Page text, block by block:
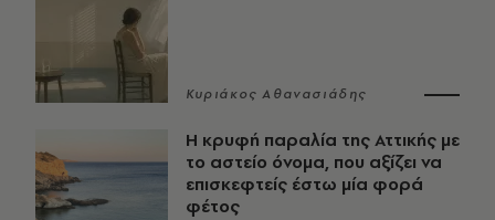
Κυριάκος Αθανασιάδης
Η κρυφή παραλία της Αττικής με
το αστείο όνομα, που αξίζει να
επισκεφτείς έστω μία φορά
φέτος